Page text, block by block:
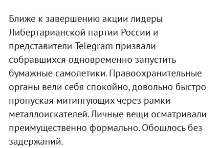
Ближе к завершению акции лидеры
Либертарианской партии России и
представители Telegram призвали
собравшихся одновременно запустить
бумажные самолетики. Правоохранительные
органы вели себя спокойно, довольно быстро
пропуская митингующих через рамки
металлоискателей. Личные вещи осматривали
преимущественно формально. Обошлось без
задержаний.